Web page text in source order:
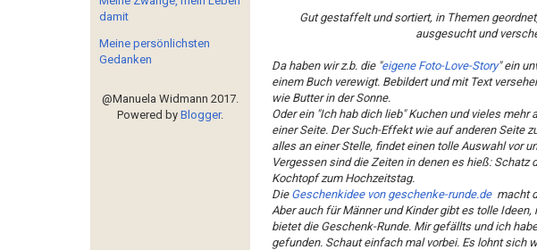
Gut gestaffelt und sortiert, in Themen
ausgesucht und
Da haben wir z.b. die "eigene Foto-Love-Story" ein
einem Buch verewigt. Bebildert und mit Text
wie Butter in der Sonne.
Oder ein "Ich hab dich lieb" Kuchen und vieles
einer Seite. Der Such-Effekt wie auf anderen Seite
alles an einer Stelle, findet einen tolle Auswahl vor
Vergessen sind die Zeiten in denen es hieß:
Kochtopf zum Hochzeitstag.
Die Geschenkidee von geschenke-runde.de macht
Aber auch für Männer und Kinder gibt es tolle
bietet die Geschenk-Runde. Mir gefällts und ich
gefunden. Schaut einfach mal vorbei. Es lohnt sich
damit
Meine persönlichsten
Gedanken
@Manuela Widmann 2017.
Powered by Blogger.